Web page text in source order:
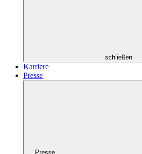
schließen
Karriere
Presse
Presse